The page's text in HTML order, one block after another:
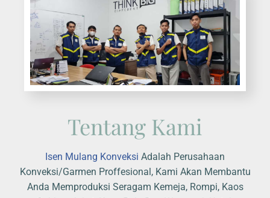
Tentang Kami
Isen Mulang Konveksi Adalah Perusahaan
Konveksi/Garmen Proffesional, Kami Akan Membantu
Anda Memproduksi Seragam Kemeja, Rompi, Kaos